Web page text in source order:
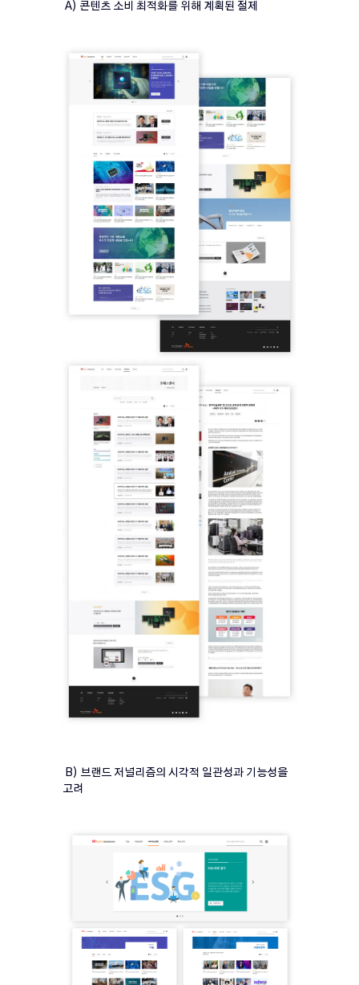
A) 콘텐츠 소비 최적화를 위해 계획된 절제
B) 브랜드 저널리즘의 시각적 일관성과 기능성을
고려